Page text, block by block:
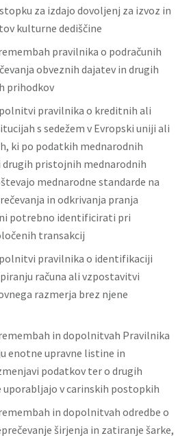
za izdajo dovoljenj za izvoz in
kulturne dediščine
pravilnika o podračunih
obveznih dajatev in drugih
prihodkov
pravilnika o kreditnih ali
s sedežem v Evropski uniji ali
ki po podatkih mednarodnih
pristojnih mednarodnih
mednarodne standarde na
in odkrivanja pranja
potrebno identificirati pri
transakcij
pravilnika o identifikaciji
računa ali vzpostavitvi
razmerja brez njene
in dopolnitvah Pravilnika
enotne upravne listine in
podatkov ter o drugih
uporabljajo v carinskih postopkih
in dopolnitvah odredbe o
širjenja in zatiranje šarke,